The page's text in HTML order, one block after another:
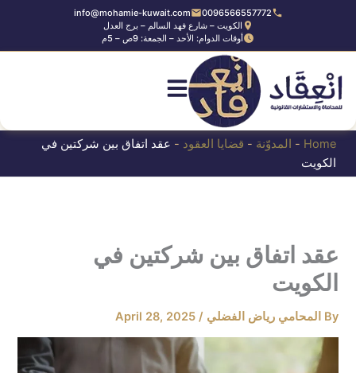
0096566557772
info@mohamie-kuwait.com
الكويت – شارع فهد السالم – برج العدل
أوقات الدوام: الأحد – الجمعة: 9ص – 5م
Home
- المدوّنة - قضايا العقود - عقد اتفاق بين شركتين في
الكويت
عقد اتفاق بين شركتين في
الكويت
By المحامي رياض الفضلي /
April 28, 2025